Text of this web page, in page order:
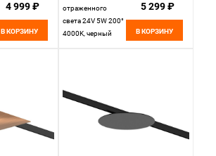
4 999 ₽
В КОРЗИНУ
отраженного
света 24V 5W 200°
4000K, черный
5 299 ₽
В КОРЗИНУ